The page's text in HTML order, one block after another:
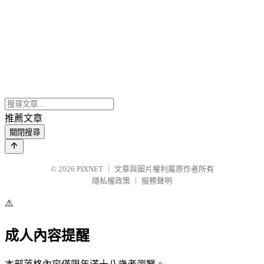
推薦文章
關閉搜尋
© 2026 PIXNET
文章與圖片權利屬原作者所有
隱私權政策
服務聲明
⚠️
成人內容提醒